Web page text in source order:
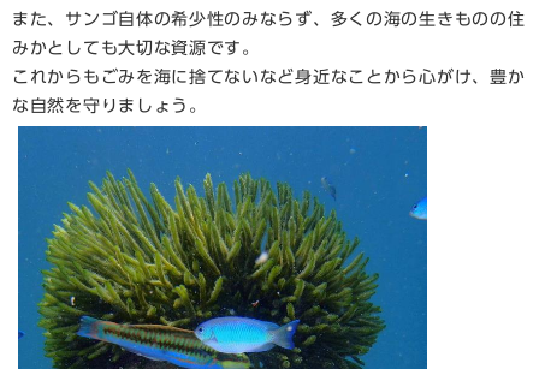
また、サンゴ自体の希少性のみならず、多くの海の生きものの住
みかとしても大切な資源です。
これからもごみを海に捨てないなど身近なことから心がけ、豊か
な自然を守りましょう。